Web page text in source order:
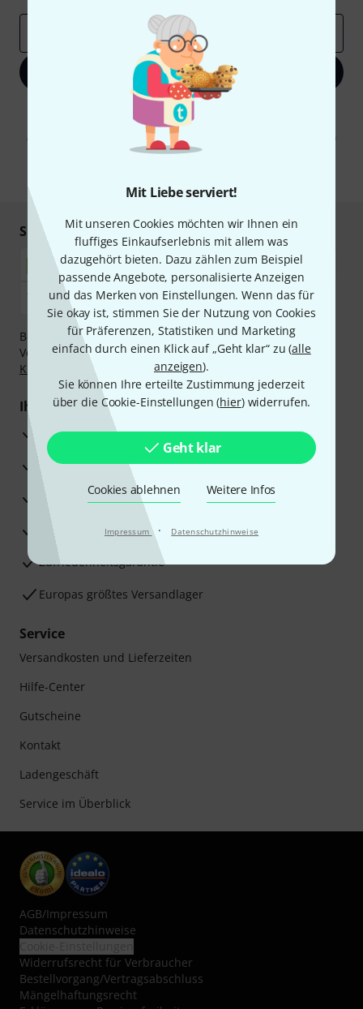
Mit Liebe serviert!
Mit unseren Cookies möchten wir Ihnen ein
fluffiges Einkaufserlebnis mit allem was
dazugehört bieten. Dazu zählen zum Beispiel
passende Angebote, personalisierte Anzeigen
und das Merken von Einstellungen. Wenn das für
Sie okay ist, stimmen Sie der Nutzung von Cookies
für Präferenzen, Statistiken und Marketing
einfach durch einen Klick auf „Geht klar“ zu (alle
anzeigen).
Sie können Ihre erteilte Zustimmung jederzeit
über die Cookie-Einstellungen (hier) widerrufen.
Geht klar
Cookies ablehnen Weitere Infos
Impressum · Datenschutzhinweise
Jetzt anmelden
Mit Klick auf „Jetzt anmelden“ stimmen Sie dem Erhalt von E-Mail-
Werbung und einer Messung des E-Mail-Nutzungsverhaltens zu. Die
Abmeldung ist jederzeit möglich. Weitere Informationen finden Sie in
unserenDatenschutzhinweisen
Sicher einkaufen & bezahlen
Bezahlen Sie vertraulich und sicher per Nachnahme,
Vorkasse, PayPal, Amazon Pay,Klarna Sofort bezahlen
Klarna Ratenzahlung
oder Kreditkarte.
Ihre Vorteile
3 Jahre Thomann Garantie
30 Tage Money-Back-Garantie
Reparaturservice
Beratung durch Fachexperten
Zufriedenheitsgarantie
Europas größtes Versandlager
Service
Versandkosten und Lieferzeiten
Hilfe-Center
Gutscheine
Kontakt
Ladengeschäft
Service im Überblick
AGB/Impressum
Datenschutzhinweise
Widerrufsrecht für Verbraucher
Bestellvorgang/Vertragsabschluss
Mängelhaftungsrecht